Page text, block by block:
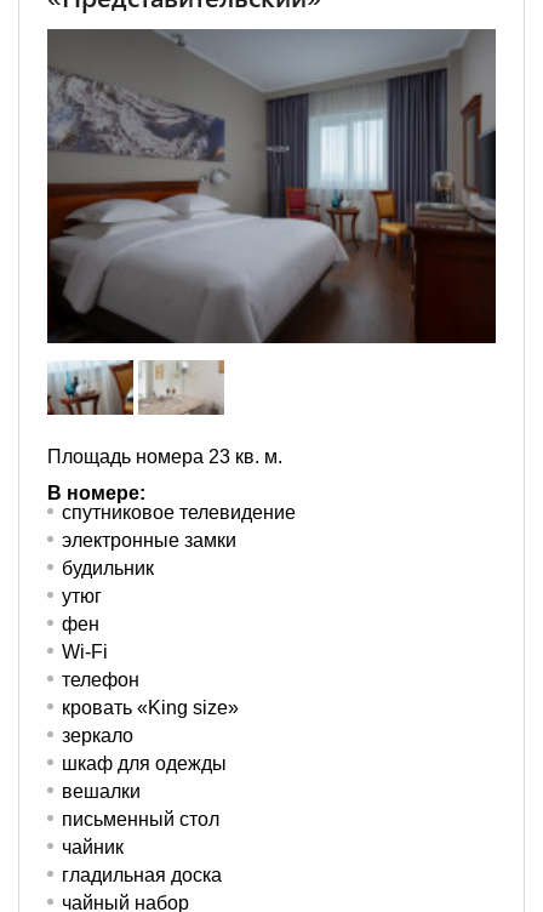
Площадь номера 23 кв. м.
В номере:
спутниковое телевидение
электронные замки
будильник
утюг
фен
Wi-Fi
телефон
кровать «King size»
зеркало
шкаф для одежды
вешалки
письменный стол
чайник
гладильная доска
чайный набор